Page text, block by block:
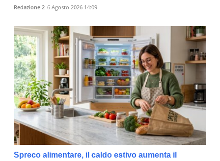
Redazione 2 6 Agosto 2026 14:09
Spreco alimentare, il caldo estivo aumenta il